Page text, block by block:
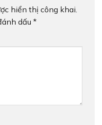
hiển thị công khai.
dấu *